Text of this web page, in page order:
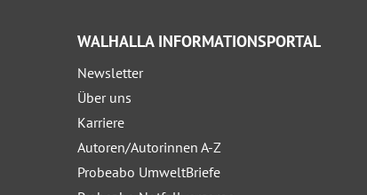
WALHALLA INFORMATIONSPORTAL
Newsletter
Über uns
Karriere
Autoren/Autorinnen A-Z
Probeabo UmweltBriefe